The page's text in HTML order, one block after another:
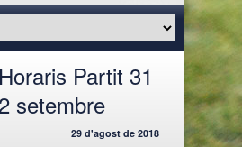
Partit 31
setembre
29 d'agost de 2018